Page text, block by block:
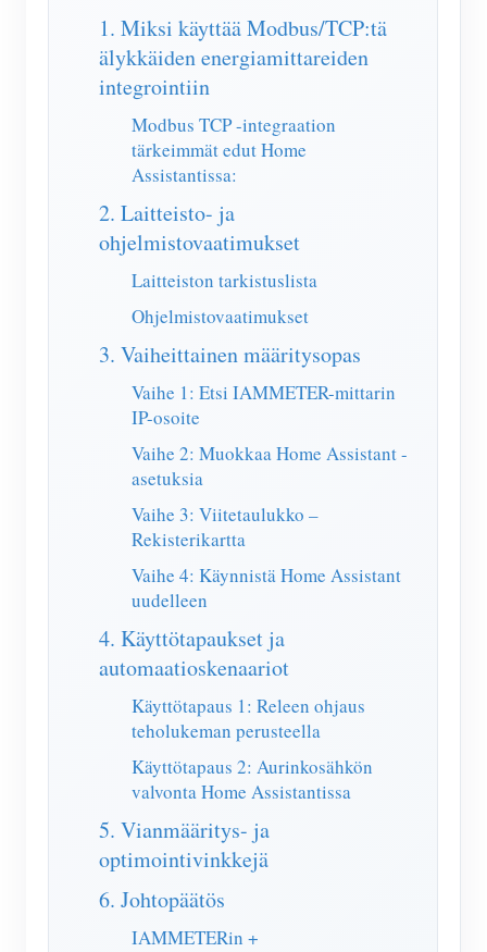
Aurinkosähköjärjestelmän energianäyttö
Sähkönkulutuksen seuranta
PV-lämmittimen ohjausjärjestelmä
Kodin automatisointi
Store
Resurssit
Tuotteen pika-aloitus
Asiakirja
Opetusvideo
FAQ
Uutiset
Blogit
Yhteisö
Kehittäjä
Tutkia
Palkinto-ohjelma
Ottaa yhteyttä
Meistä
1. Miksi käyttää Modbus/TCP:tä
älykkäiden energiamittareiden
integrointiin
Modbus TCP -integraation
tärkeimmät edut Home
Assistantissa:
2. Laitteisto- ja
ohjelmistovaatimukset
Laitteiston tarkistuslista
Ohjelmistovaatimukset
3. Vaiheittainen määritysopas
Vaihe 1: Etsi IAMMETER-mittarin
IP-osoite
Vaihe 2: Muokkaa Home Assistant -
asetuksia
Vaihe 3: Viitetaulukko –
Rekisterikartta
Vaihe 4: Käynnistä Home Assistant
uudelleen
4. Käyttötapaukset ja
automaatioskenaariot
Käyttötapaus 1: Releen ohjaus
teholukeman perusteella
Käyttötapaus 2: Aurinkosähkön
valvonta Home Assistantissa
5. Vianmääritys- ja
optimointivinkkejä
6. Johtopäätös
IAMMETERin +